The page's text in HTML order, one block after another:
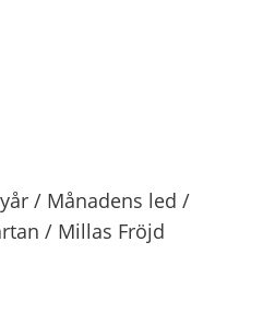
webbplats.
/ Månadens led /
/ Millas Fröjd
webbplats.